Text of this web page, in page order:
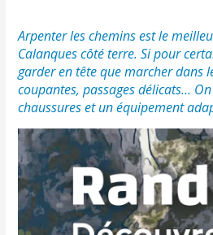
Arpenter les chemins est le
Calanques côté terre. Si pour
garder en tête que marcher dans
coupantes, passages délicats…
chaussures et un équipement